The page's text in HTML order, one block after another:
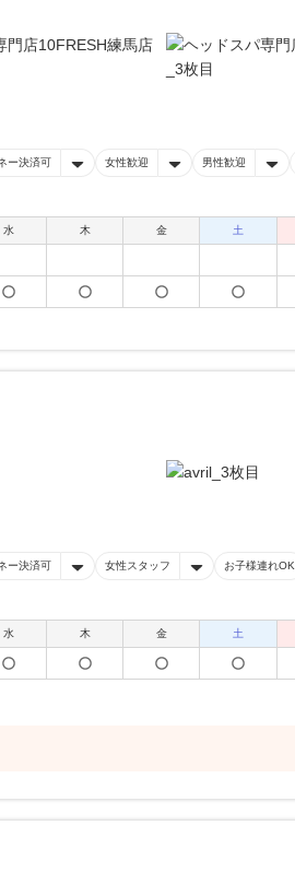
ー決済可 女性歓迎 男性歓迎
水 木 金 土
ー決済可 女性スタッフ お子様連れOK
水 木 金 土